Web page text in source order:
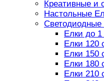
Креативные и
Настольные
Светодиодные
Елки до 1
Елки 120
Елки 150
Елки 180
Елки 210